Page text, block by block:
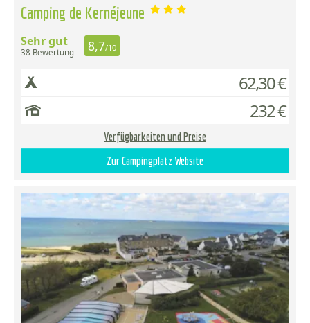
Camping de Kernéjeune
Sehr gut
38 Bewertung 8,7/10
62,30 €
232 €
Verfügbarkeiten und Preise
Zur Campingplatz Website